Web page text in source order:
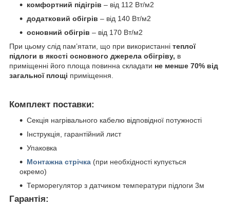
комфортний підігрів – від 112 Вт/м2
додатковий обігрів – від 140 Вт/м2
основний обігрів – від 170 Вт/м2
При цьому слід пам’ятати, що при використанні теплої
підлоги в якості основного джерела обігріву, в
приміщенні його площа повинна складати не менше 70% від
загальної площі приміщення.
Комплект поставки:
Секція нагрівального кабелю відповідної потужності
Інструкція, гарантійний лист
Упаковка
Монтажна стрічка (при необхідності купується
окремо)
Терморегулятор з датчиком температури підлоги 3м
Гарантія: